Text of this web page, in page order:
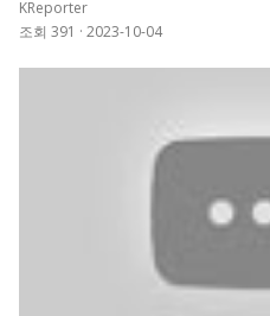
KReporter
조회 391 · 2023-10-04